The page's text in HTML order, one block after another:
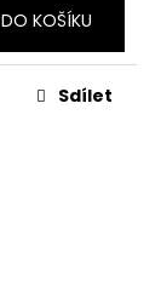
DO KOŠÍKU
Sdílet